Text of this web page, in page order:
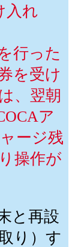
入れ
行った
を受け
、翌朝
ア
ージ残
操作が
と再設
り）す